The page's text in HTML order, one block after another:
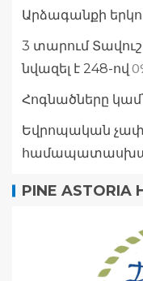
Արձագանքի
3 տարում
նվազել է 248-ով
Հոգնածները
Եվրոպական
PINE ASTORIA